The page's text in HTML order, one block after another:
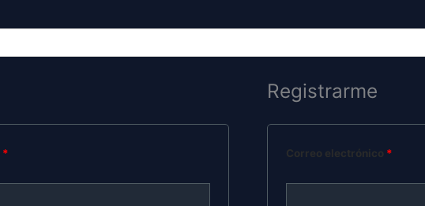
*
Registrarme
Correo electrónico *